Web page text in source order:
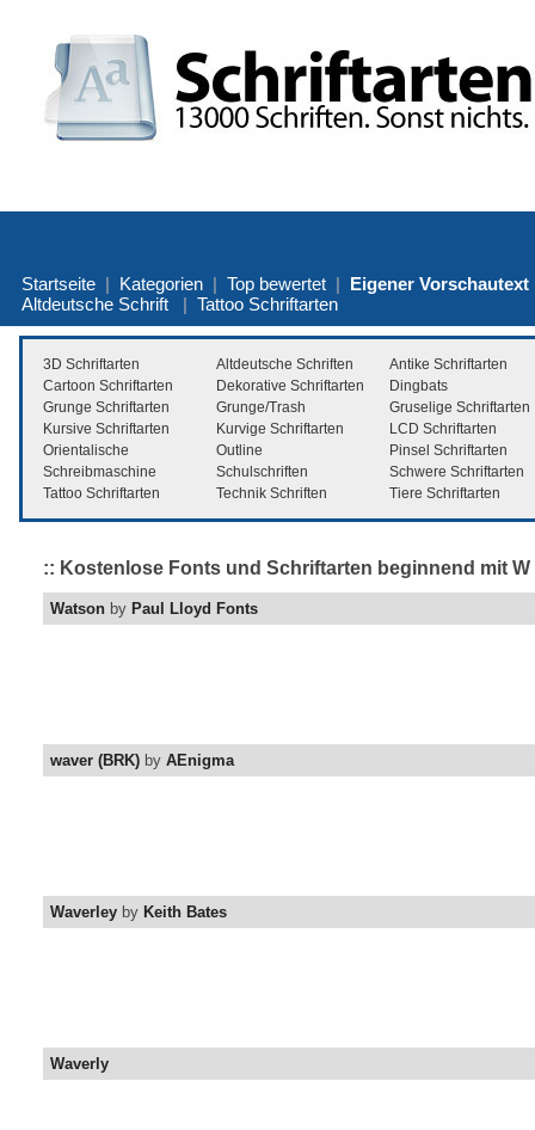
Startseite | Kategorien | Top bewertet | Eigener Vorschautext
Altdeutsche Schrift | Tattoo Schriftarten
3D Schriftarten Altdeutsche Schriften
Antike Schriftarten
Cartoon Schriftarten
Dekorative Schriftarten
Dingbats
Grunge Schriftarten
Grunge/Trash
Gruselige Schriftarten
Kursive Schriftarten
Kurvige Schriftarten
LCD Schriftarten
Orientalische
Outline
Pinsel Schriftarten
Schreibmaschine
Schulschriften
Schwere Schriftarten
Tattoo Schriftarten
Technik Schriften Tiere Schriftarten
:: Kostenlose Fonts und Schriftarten beginnend mit W
Watson by Paul Lloyd Fonts
waver (BRK) by AEnigma
Waverley by Keith Bates
Waverly